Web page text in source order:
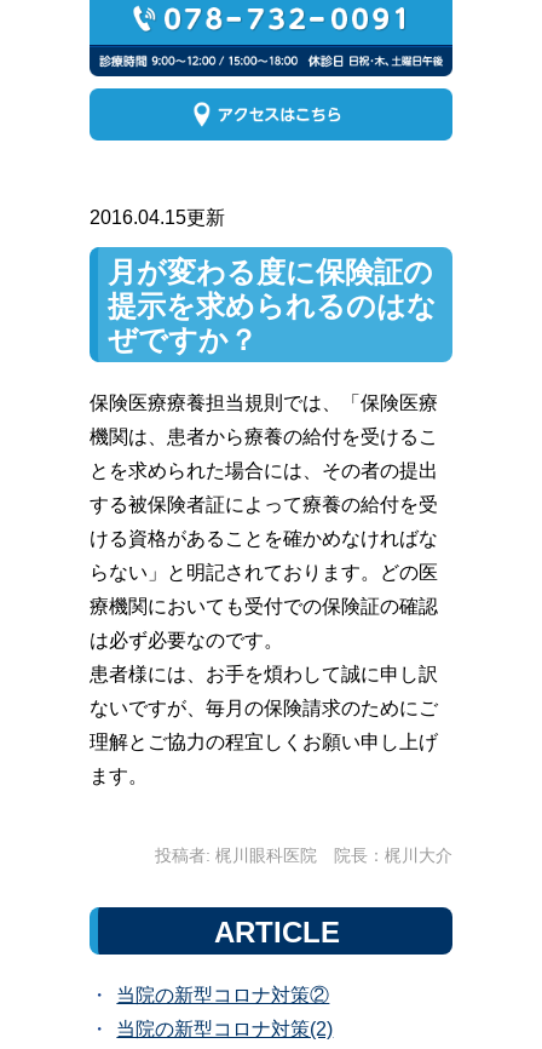
2016.04.15更新
月が変わる度に保険証の
提示を求められるのはな
ぜですか？
保険医療療養担当規則では、「保険医療
機関は、患者から療養の給付を受けるこ
とを求められた場合には、その者の提出
する被保険者証によって療養の給付を受
ける資格があることを確かめなければな
らない」と明記されております。どの医
療機関においても受付での保険証の確認
は必ず必要なのです。
患者様には、お手を煩わして誠に申し訳
ないですが、毎月の保険請求のためにご
理解とご協力の程宜しくお願い申し上げ
ます。
投稿者: 梶川眼科医院 院長：梶川大介
ARTICLE
当院の新型コロナ対策②
当院の新型コロナ対策(2)